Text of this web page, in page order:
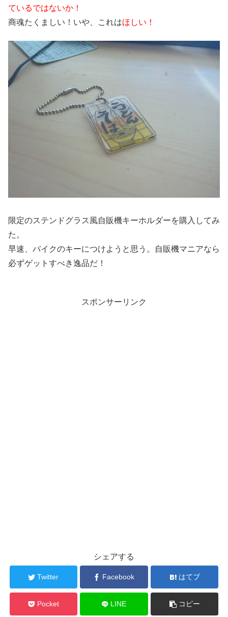
ているではないか！
商魂たくましい！いや、これはほしい！
限定のステンドグラス風自販機キーホルダーを購入してみ
た。
早速、バイクのキーにつけようと思う。自販機マニアなら
必ずゲットすべき逸品だ！
スポンサーリンク
シェアする
Twitter Facebook はてブ
Pocket LINE コピー